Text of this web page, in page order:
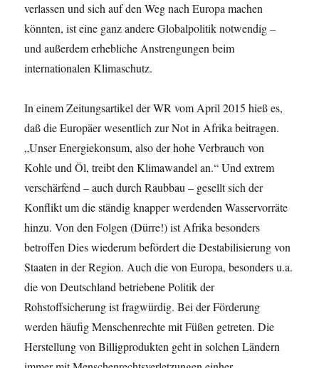
verlassen und sich auf den Weg nach Europa machen
könnten, ist eine ganz andere Globalpolitik notwendig –
und außerdem erhebliche Anstrengungen beim
internationalen Klimaschutz.
In einem Zeitungsartikel der WR vom April 2015 hieß es,
daß die Europäer wesentlich zur Not in Afrika beitragen.
„Unser Energiekonsum, also der hohe Verbrauch von
Kohle und Öl, treibt den Klimawandel an.“ Und extrem
verschärfend – auch durch Raubbau – gesellt sich der
Konflikt um die ständig knapper werdenden Wasservorräte
hinzu. Von den Folgen (Dürre!) ist Afrika besonders
betroffen Dies wiederum befördert die Destabilisierung von
Staaten in der Region. Auch die von Europa, besonders u.a.
die von Deutschland betriebene Politik der
Rohstoffsicherung ist fragwürdig. Bei der Förderung
werden häufig Menschenrechte mit Füßen getreten. Die
Herstellung von Billigprodukten geht in solchen Ländern